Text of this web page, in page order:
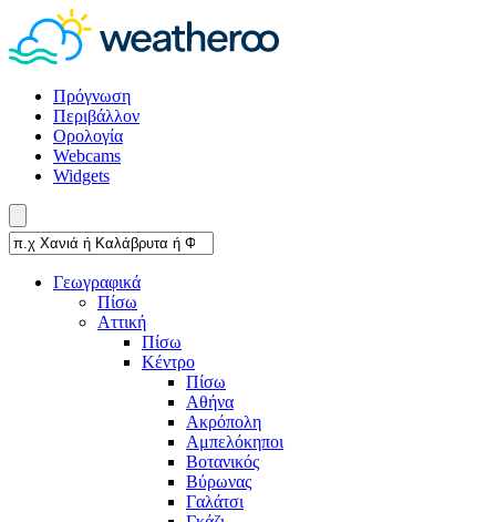
Πρόγνωση
Περιβάλλον
Ορολογία
Webcams
Widgets
Γεωγραφικά
Πίσω
Αττική
Πίσω
Κέντρο
Πίσω
Αθήνα
Ακρόπολη
Αμπελόκηποι
Βοτανικός
Βύρωνας
Γαλάτσι